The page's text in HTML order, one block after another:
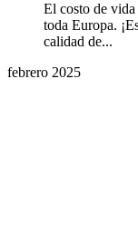
El costo de vida
toda Europa.
calidad de...
febrero 2025